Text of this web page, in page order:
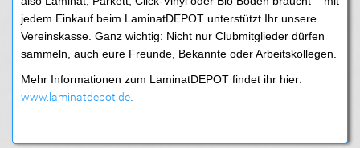
jedem Einkauf beim LaminatDEPOT unterstützt Ihr unsere
Vereinskasse. Ganz wichtig: Nicht nur Clubmitglieder dürfen
sammeln, auch eure Freunde, Bekannte oder Arbeitskollegen.
Mehr Informationen zum LaminatDEPOT findet ihr hier:
www.laminatdepot.de.